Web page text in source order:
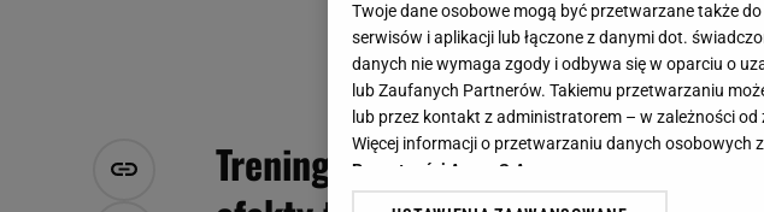
Trening cardio. Na czym polega
Twoje dane osobowe mogą być przetwarzane także
serwisów i aplikacji lub łączone z danymi dot.
danych nie wymaga zgody i odbywa się w oparciu o
lub Zaufanych Partnerów. Takiemu przetwarzaniu
lub przez kontakt z administratorem – w zależności
Więcej informacji o przetwarzaniu danych osobowych
Prywatności Agora S.A.